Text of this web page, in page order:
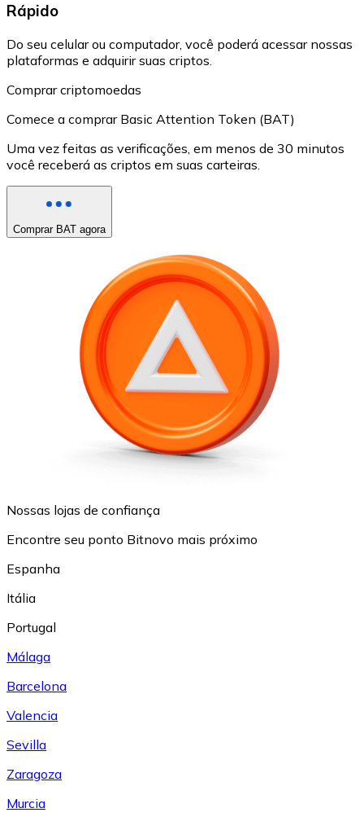
Rápido
Do seu celular ou computador, você poderá acessar nossas
plataformas e adquirir suas criptos.
Comprar criptomoedas
Comece a comprar Basic Attention Token (BAT)
Uma vez feitas as verificações, em menos de 30 minutos
você receberá as criptos em suas carteiras.
Comprar BAT agora
Nossas lojas de confiança
Encontre seu ponto Bitnovo mais próximo
Espanha
Itália
Portugal
Málaga
Barcelona
Valencia
Sevilla
Zaragoza
Murcia